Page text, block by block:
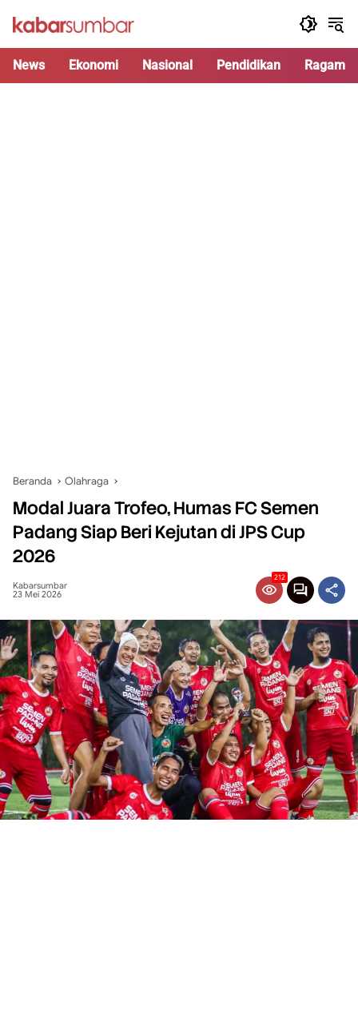
News Ekonomi Nasional Pendidikan Ragam
Beranda Olahraga
Modal Juara Trofeo, Humas FC Semen
Padang Siap Beri Kejutan di JPS Cup
2026
Kabarsumbar
23 Mei 2026
212